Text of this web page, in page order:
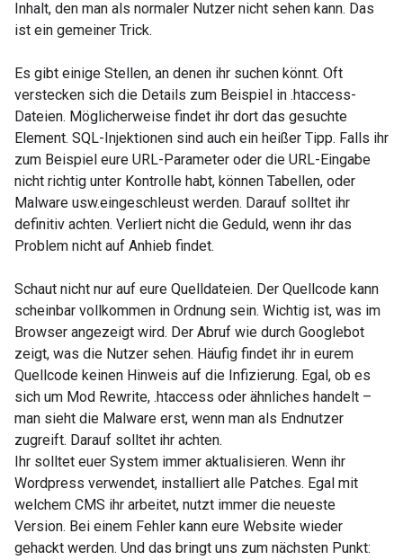
Inhalt, den man als normaler Nutzer nicht sehen kann. Das
ist ein gemeiner Trick.
Es gibt einige Stellen, an denen ihr suchen könnt. Oft
verstecken sich die Details zum Beispiel in .htaccess-
Dateien. Möglicherweise findet ihr dort das gesuchte
Element. SQL-Injektionen sind auch ein heißer Tipp. Falls ihr
zum Beispiel eure URL-Parameter oder die URL-Eingabe
nicht richtig unter Kontrolle habt, können Tabellen, oder
Malware usw.eingeschleust werden. Darauf solltet ihr
definitiv achten. Verliert nicht die Geduld, wenn ihr das
Problem nicht auf Anhieb findet.
Schaut nicht nur auf eure Quelldateien. Der Quellcode kann
scheinbar vollkommen in Ordnung sein. Wichtig ist, was im
Browser angezeigt wird. Der Abruf wie durch Googlebot
zeigt, was die Nutzer sehen. Häufig findet ihr in eurem
Quellcode keinen Hinweis auf die Infizierung. Egal, ob es
sich um Mod Rewrite, .htaccess oder ähnliches handelt –
man sieht die Malware erst, wenn man als Endnutzer
zugreift. Darauf solltet ihr achten.
Ihr solltet euer System immer aktualisieren. Wenn ihr
Wordpress verwendet, installiert alle Patches. Egal mit
welchem CMS ihr arbeitet, nutzt immer die neueste
Version. Bei einem Fehler kann eure Website wieder
gehackt werden. Und das bringt uns zum nächsten Punkt: